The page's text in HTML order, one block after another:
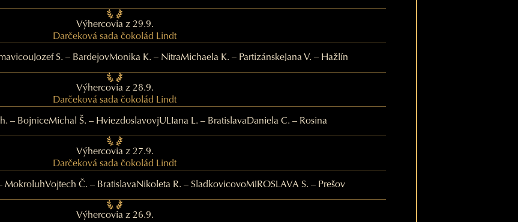
Výhercovia z 29.9.
Darčeková sada čokolád Lindt
Jozef S. – BardejovMonika K. – NitraMichaela K. – PartizánskeJana V. – Hažlín
Výhercovia z 28.9.
Darčeková sada čokolád Lindt
– BojniceMichal Š. – HviezdoslavovjULIana L. – BratislavaDaniela C. – Rosina
Výhercovia z 27.9.
Darčeková sada čokolád Lindt
MokroluhVojtech Č. – BratislavaNikoleta R. – SladkovicovoMIROSLAVA S. – Prešov
Výhercovia z 26.9.